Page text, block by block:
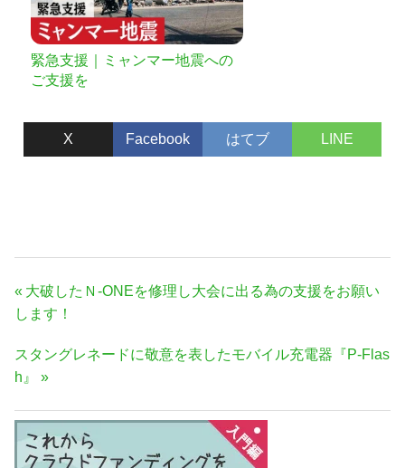
緊急支援｜ミャンマー地震への
ご支援を
X Facebook はてブ LINE
投
稿
ビ
ゲ
ー
シ
ョ
前
の
事:
大破したＮ-ONEを修理し大会に出る為の支援をお願い
します！
次
の
事:
スタングレネードに敬意を表したモバイル充電器『P-Flas
h』